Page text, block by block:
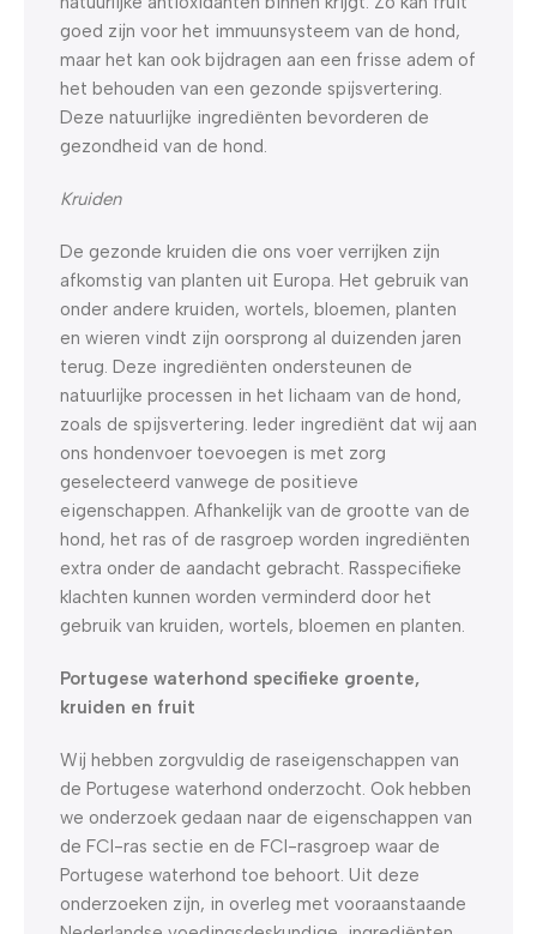
goed zijn voor het immuunsysteem van de hond,
maar het kan ook bijdragen aan een frisse adem of
het behouden van een gezonde spijsvertering.
Deze natuurlijke ingrediënten bevorderen de
gezondheid van de hond.
Kruiden
De gezonde kruiden die ons voer verrijken zijn
afkomstig van planten uit Europa. Het gebruik van
onder andere kruiden, wortels, bloemen, planten
en wieren vindt zijn oorsprong al duizenden jaren
terug. Deze ingrediënten ondersteunen de
natuurlijke processen in het lichaam van de hond,
zoals de spijsvertering. Ieder ingrediënt dat wij aan
ons hondenvoer toevoegen is met zorg
geselecteerd vanwege de positieve
eigenschappen. Afhankelijk van de grootte van de
hond, het ras of de rasgroep worden ingrediënten
extra onder de aandacht gebracht. Rasspecifieke
klachten kunnen worden verminderd door het
gebruik van kruiden, wortels, bloemen en planten.
Portugese waterhond specifieke groente,
kruiden en fruit
Wij hebben zorgvuldig de raseigenschappen van
de Portugese waterhond onderzocht. Ook hebben
we onderzoek gedaan naar de eigenschappen van
de FCI-ras sectie en de FCI-rasgroep waar de
Portugese waterhond toe behoort. Uit deze
onderzoeken zijn, in overleg met vooraanstaande